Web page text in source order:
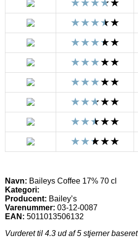
Navn: Baileys Coffee 17% 70 cl
Kategori:
Producent: Bailey’s
Varenummer: 03-12-0087
EAN: 5011013506132
Vurderet til 4.3 ud af 5 stjerner